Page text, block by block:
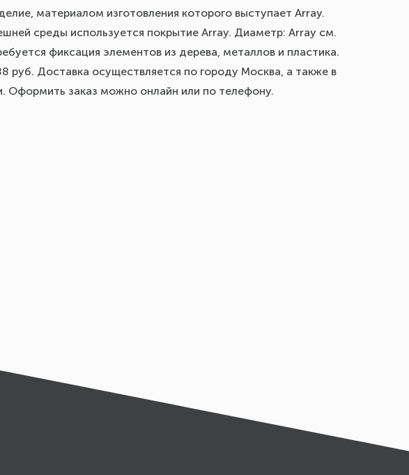
материалом изготовления которого выступает Array.
среды используется покрытие Array. Диаметр: Array см.
фиксация элементов из дерева, металлов и пластика.
руб. Доставка осуществляется по городу Москва, а также в
Оформить заказ можно онлайн или по телефону.